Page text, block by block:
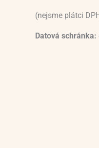
(nejsme plátci
Datová schránka: